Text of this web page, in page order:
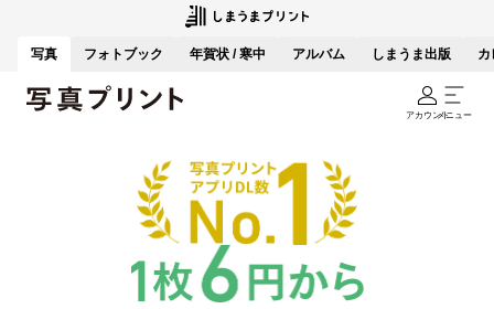
写真 フォトブック 年賀状 / 寒中 アルバム しまうま出版 カ
アカウントメニュー